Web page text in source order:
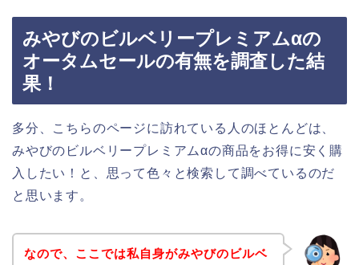
みやびのビルベリープレミアムαの
オータムセールの有無を調査した結
果！
多分、こちらのページに訪れている人のほとんどは、
みやびのビルベリープレミアムαの商品をお得に安く購
入したい！と、思って色々と検索して調べているのだ
と思います。
なので、ここでは私自身がみやびのビルベ